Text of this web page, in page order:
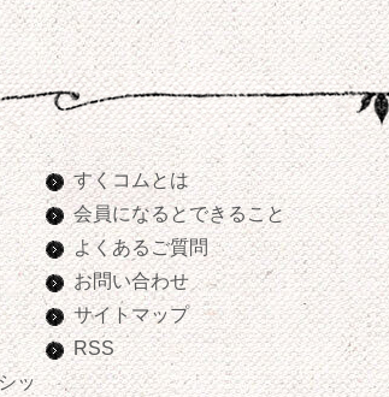
ッ
すくコムとは
会員になるとできること
よくあるご質問
お問い合わせ
サイトマップ
RSS